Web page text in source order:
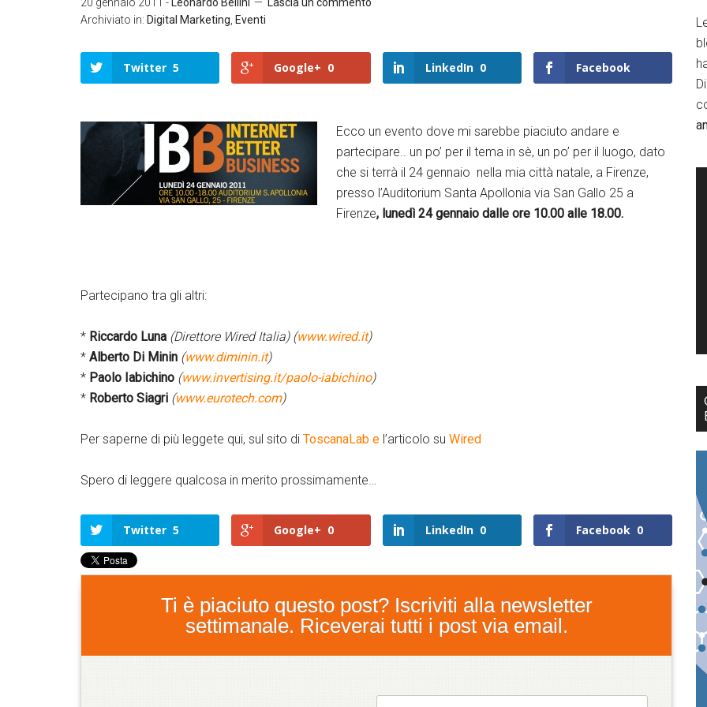
Archiviato in: Digital Marketing Eventi
Twitter 5 Google+ 0 LinkedIn 0 Facebook
Twitter Google+
LinkedIn Facebook
Ecco un evento dove mi sarebbe piaciuto andare e
partecipare.. un po’ per il tema in sè, un po’ per il luogo, dato
che si terrà il 24 gennaio nella mia città natale, a Firenze,
presso l’Auditorium Santa Apollonia via San Gallo 25 a
Firenze, lunedì 24 gennaio dalle ore 10.00 alle 18.00.
Partecipano tra gli altri:
* Riccardo Luna (Direttore Wired Italia) (www.wired.it)
* Alberto Di Minin (www.diminin.it)
* Paolo Iabichino (www.invertising.it/paolo-iabichino)
* Roberto Siagri (www.eurotech.com)
Per saperne di più leggete qui, sul sito di ToscanaLab e l’articolo su Wired
Spero di leggere qualcosa in merito prossimamente…
Twitter 5 Google+ 0 LinkedIn 0 Facebook 0
Ti è piaciuto questo post? Iscriviti alla newsletter
settimanale. Riceverai tutti i post via email.